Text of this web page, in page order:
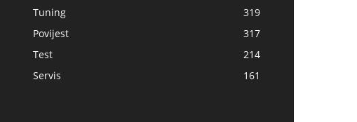
Tuning
319
Povijest
317
Test
214
Servis
161